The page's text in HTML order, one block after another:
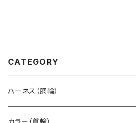
CATEGORY
ハーネス（胴輪）
カラー（首輪）